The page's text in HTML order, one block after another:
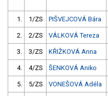
1. 1/ZS PIŠVEJCOVÁ Bára
2. 2/ZS VÁLKOVÁ Tereza
3. 3/ZS KŘIŽKOVÁ Anna
4. 4/ZS ŠENKOVÁ Aniko
5. 5/ZS VONEŠOVÁ Adéla